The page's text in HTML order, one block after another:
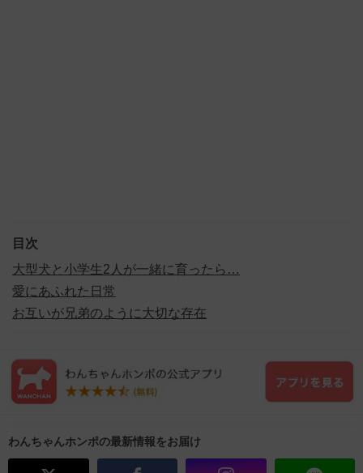
目次
大型犬と小学生2人が一緒に育ったら…
愛にあふれた日常
お互いが兄弟のように大切な存在
わんちゃんホンポの最新情報をお届け